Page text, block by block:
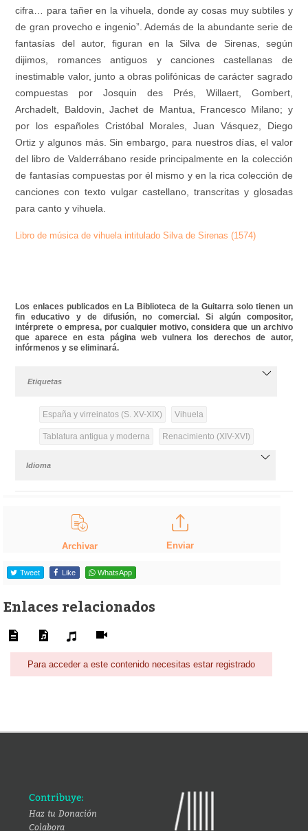
cifra… para tañer en la vihuela, donde ay cosas muy subtiles y
de gran provecho e ingenio”. Además de la abundante serie de
fantasías del autor, figuran en la Silva de Sirenas, según
dijimos, romances antiguos y canciones castellanas de
inestimable valor, junto a obras polifónicas de carácter sagrado
compuestas por Josquin des Prés, Willaert, Gombert,
Archadelt, Baldovin, Jachet de Mantua, Francesco Milano; y
por los españoles Cristóbal Morales, Juan Vásquez, Diego
Ortiz y algunos más. Sin embargo, para nuestros días, el valor
del libro de Valderrábano reside principalmente en la colección
de fantasías compuestas por él mismo y en la rica colección de
canciones con texto vulgar castellano, transcritas y glosadas
para canto y vihuela.
Libro de música de vihuela intitulado Silva de Sirenas (1574)
Los enlaces publicados en La Biblioteca de la Guitarra solo tienen un
fin educativo y de difusión, no comercial. Si algún compositor,
intérprete o empresa, por cualquier motivo, considera que un archivo
que aparece en esta página web vulnera los derechos de autor,
infórmenos y se eliminará.
Etiquetas
España y virreinatos (S. XV-XIX) Vihuela
Tablatura antigua y moderna Renacimiento (XIV-XVI)
Idioma
Archivar Enviar
Tweet Like WhatsApp
Enlaces relacionados
Para acceder a este contenido necesitas estar registrado
Contribuye:
Haz tu Donación
Colabora